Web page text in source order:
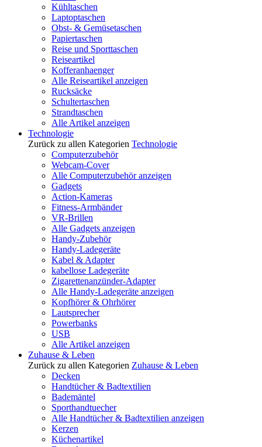
Kühltaschen
Laptoptaschen
Obst- & Gemüsetaschen
Papiertaschen
Reise und Sporttaschen
Reiseartikel
Kofferanhaenger
Alle Reiseartikel anzeigen
Rucksäcke
Schultertaschen
Strandtaschen
Alle Artikel anzeigen
Technologie
Zurück zu allen Kategorien Technologie
Computerzubehör
Webcam-Cover
Alle Computerzubehör anzeigen
Gadgets
Action-Kameras
Fitness-Armbänder
VR-Brillen
Alle Gadgets anzeigen
Handy-Zubehör
Handy-Ladegeräte
Kabel & Adapter
kabellose Ladegeräte
Zigarettenanzünder-Adapter
Alle Handy-Ladegeräte anzeigen
Kopfhörer & Ohrhörer
Lautsprecher
Powerbanks
USB
Alle Artikel anzeigen
Zuhause & Leben
Zurück zu allen Kategorien Zuhause & Leben
Decken
Handtücher & Badtextilien
Bademäntel
Sporthandtuecher
Alle Handtücher & Badtextilien anzeigen
Kerzen
Küchenartikel